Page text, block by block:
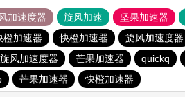
加速度器 旋风加速 坚果加速器
橙加速器 快橙加速器 旋风加速度器
旋风加速度器 芒果加速器 quickq
芒果加速器 快橙加速器